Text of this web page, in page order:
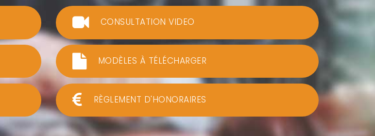
CONSULTATION VIDEO
MODÈLES À TÉLÉCHARGER
RÈGLEMENT D'HONORAIRES